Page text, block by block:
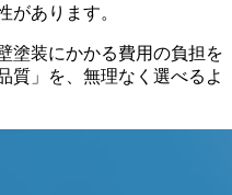
があります。
塗装にかかる費用の負担を
質」を、無理なく選べるよ